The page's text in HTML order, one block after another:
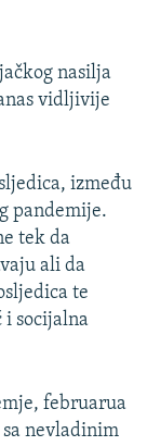
nasilja
vidljivije
između
pandemije.
tek da
ali da
te
i socijalna
februarua
nevladinim